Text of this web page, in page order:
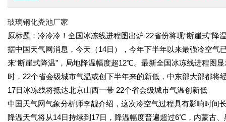
玻璃钢化粪池厂家
原标题：冷冷冷！全国冰冻线进程图出炉 22省份将现“断崖式”降
据中国天气网消息，今天（14日），今年下半年以来最强冷空
来“断崖式降温”，局地降温幅度超12℃。最新全国冰冻线进程图
时，22个省会级城市气温或创下半年来的新低，中东部大部都将
17日冰冻线将抵达北京山西一带 22个省会级城市气温创新低
中国天气网气象分析师李靓介绍，这次冷空气过程具有影响时间
降温天气将从14日持续到17日，降温幅度普遍超过6℃，内蒙古